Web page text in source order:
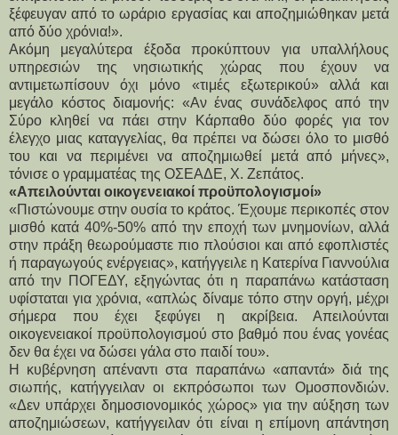
ξέφευγαν από το ωράριο εργασίας και αποζημιώθηκαν μετά
από δύο χρόνια!».
Ακόμη μεγαλύτερα έξοδα προκύπτουν για υπαλλήλους
υπηρεσιών της νησιωτικής χώρας που έχουν να
αντιμετωπίσουν όχι μόνο «τιμές εξωτερικού» αλλά και
μεγάλο κόστος διαμονής: «Αν ένας συνάδελφος από την
Σύρο κληθεί να πάει στην Κάρπαθο δύο φορές για τον
έλεγχο μιας καταγγελίας, θα πρέπει να δώσει όλο το μισθό
του και να περιμένει να αποζημιωθεί μετά από μήνες»,
τόνισε ο γραμματέας της ΟΣΕΑΔΕ, Χ. Ζεπάτος.
«Απειλούνται οικογενειακοί προϋπολογισμοί»
«Πιστώνουμε στην ουσία το κράτος. Έχουμε περικοπές στον
μισθό κατά 40%-50% από την εποχή των μνημονίων, αλλά
στην πράξη θεωρούμαστε πιο πλούσιοι και από εφοπλιστές
ή παραγωγούς ενέργειας», κατήγγειλε η Κατερίνα Γιαννούλια
από την ΠΟΓΕΔΥ, εξηγώντας ότι η παραπάνω κατάσταση
υφίσταται για χρόνια, «απλώς δίναμε τόπο στην οργή, μέχρι
σήμερα που έχει ξεφύγει η ακρίβεια. Απειλούνται
οικογενειακοί προϋπολογισμού στο βαθμό που ένας γονέας
δεν θα έχει να δώσει γάλα στο παιδί του».
Η κυβέρνηση απέναντι στα παραπάνω «απαντά» διά της
σιωπής, κατήγγειλαν οι εκπρόσωποι των Ομοσπονδιών.
«Δεν υπάρχει δημοσιονομικός χώρος» για την αύξηση των
αποζημιώσεων, κατήγγειλαν ότι είναι η επίμονη απάντηση